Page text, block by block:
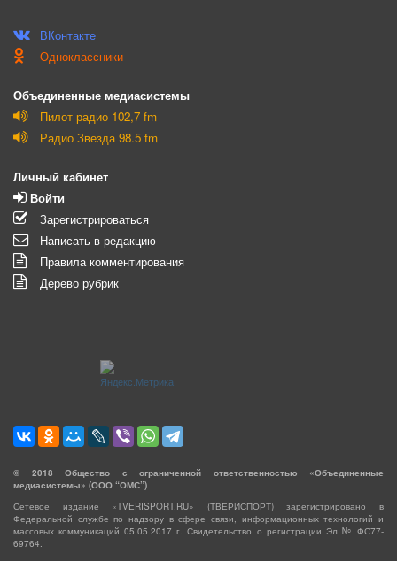
ВКонтакте
Одноклассники
Объединенные медиасистемы
Пилот радио 102,7 fm
Радио Звезда 98.5 fm
Личный кабинет
Войти
Зарегистрироваться
Написать в редакцию
Правила комментирования
Дерево рубрик
© 2018 Общество с ограниченной ответственностью «Объединенные
медиасистемы» (ООО “ОМС”)
Сетевое издание «TVERISPORT.RU» (ТВЕРИСПОРТ) зарегистрировано в
Федеральной службе по надзору в сфере связи, информационных технологий и
массовых коммуникаций 05.05.2017 г. Свидетельство о регистрации Эл № ФС77-
69764.